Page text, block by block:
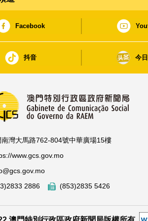
Facebook
抖音 今
南灣大馬路762-804號中華廣場15樓
www.gcs.gov.mo
2886
(853)2835 5426